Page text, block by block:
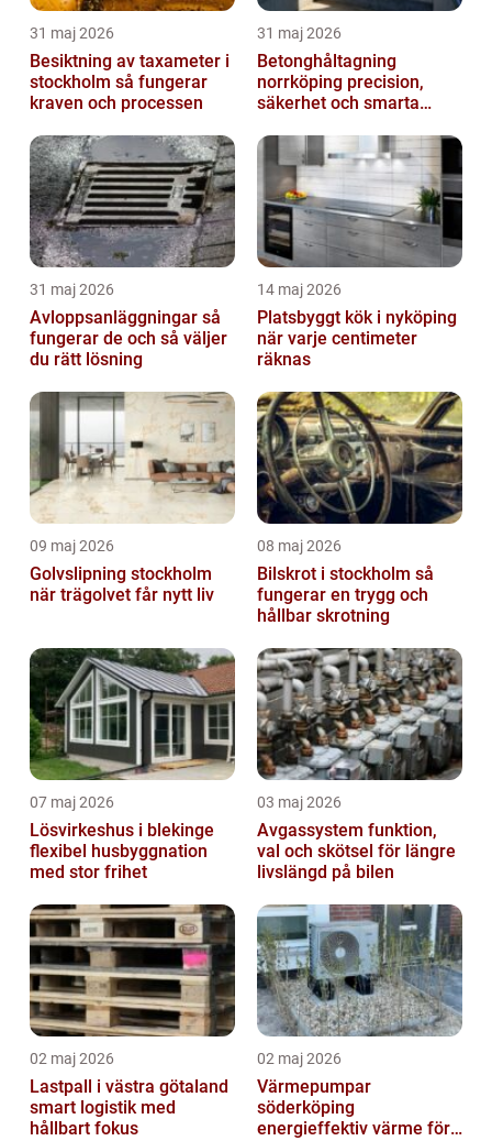
31 maj 2026
Besiktning av taxameter i
stockholm så fungerar
kraven och processen
31 maj 2026
Betonghåltagning
norrköping precision,
säkerhet och smarta
31 maj 2026
Avloppsanläggningar så
fungerar de och så väljer
du rätt lösning
14 maj 2026
Platsbyggt kök i nyköping
när varje centimeter
räknas
09 maj 2026
Golvslipning stockholm
när trägolvet får nytt liv
08 maj 2026
Bilskrot i stockholm så
fungerar en trygg och
hållbar skrotning
07 maj 2026
Lösvirkeshus i blekinge
flexibel husbyggnation
med stor frihet
03 maj 2026
Avgassystem funktion,
val och skötsel för längre
livslängd på bilen
02 maj 2026
Lastpall i västra götaland
smart logistik med
hållbart fokus
02 maj 2026
Värmepumpar
söderköping
energieffektiv värme för